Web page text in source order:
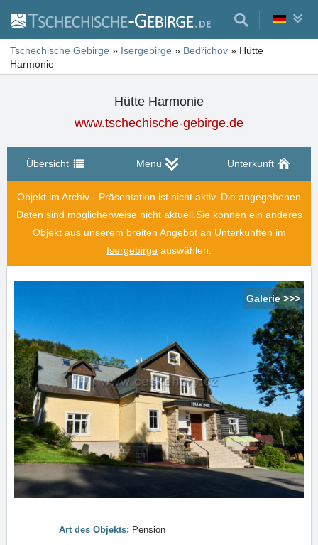
Tschechische Gebirge » Isergebirge » Bedřichov » Hütte
Harmonie
Hütte Harmonie
www.tschechische-gebirge.de
Übersicht Menu Unterkunft
Objekt im Archiv - Präsentation ist nicht aktiv. Die angegebenen
Daten sind möglicherweise nicht aktuell. Sie können ein anderes
Objekt aus unserem breiten Angebot an Unterkünften im
Isergebirge auswählen.
Galerie >>>
Art des Objekts: Pension